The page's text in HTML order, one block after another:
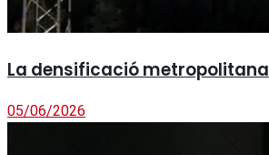
La densificació metropolitana
05/06/2026